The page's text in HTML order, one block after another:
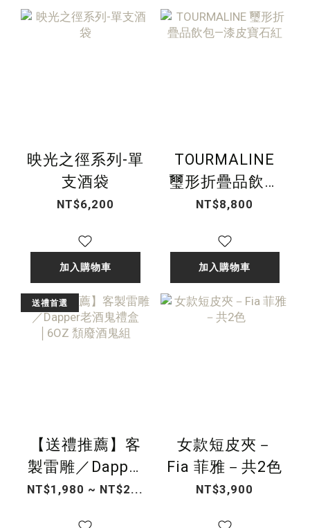
映光之徑系列-單
支酒袋
NT$6,200
加入購物車
TOURMALINE
璽形折疊品飲包
—漆皮寶石紅
NT$8,800
加入購物車
送禮首選
【送禮推薦】客
製雷雕／Dapper
老酒鬼禮盒
NT$1,980 ~ NT$2...
女款短皮夾－
Fia 菲雅－共2色
NT$3,900